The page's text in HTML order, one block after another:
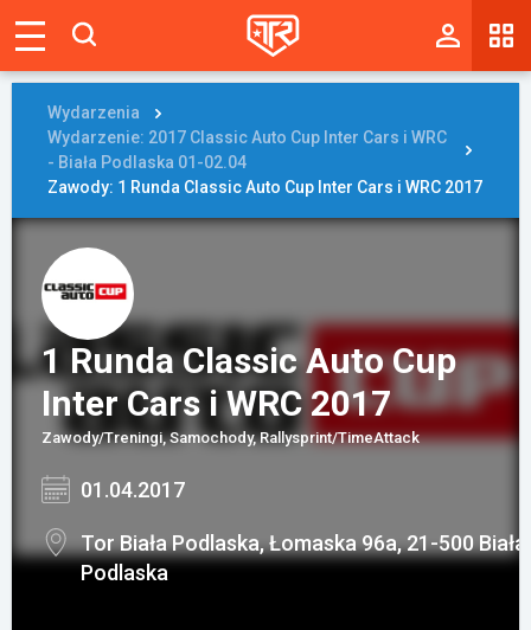
Tablica
Wyniki
Blogi
Galerie
Wydarzenia
Giełda
Ranking
Załóż konto
Wydarzenia
Wydarzenie: 2017 Classic Auto Cup Inter Cars i WRC
- Biała Podlaska 01-02.04
Zawody: 1 Runda Classic Auto Cup Inter Cars i WRC 2017
1 Runda Classic Auto Cup
Inter Cars i WRC 2017
Zawody/Treningi, Samochody, Rallysprint/TimeAttack
01.04.2017
Tor Biała Podlaska, Łomaska 96a, 21-500 Biała
Podlaska